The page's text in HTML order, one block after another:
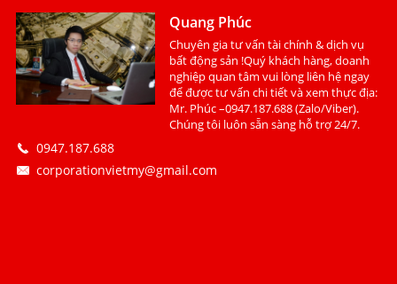
Quang Phúc
Chuyên gia tư vấn tài chính & dịch vụ
bất động sản !Quý khách hàng, doanh
nghiệp quan tâm vui lòng liên hệ ngay
để được tư vấn chi tiết và xem thực địa:
Mr. Phúc –0947.187.688 (Zalo/Viber).
Chúng tôi luôn sẵn sàng hỗ trợ 24/7.
0947.187.688
corporationvietmy@gmail.com